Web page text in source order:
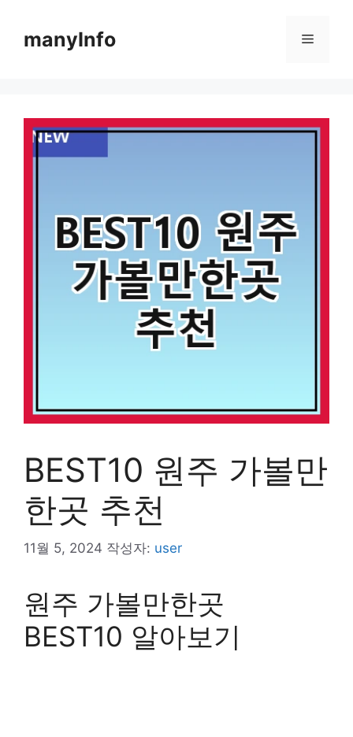
manyInfo 메
BEST10 원주 가볼만
한곳 추천
11월 5, 2024 작성자: user
원주 가볼만한곳
BEST10 알아보기